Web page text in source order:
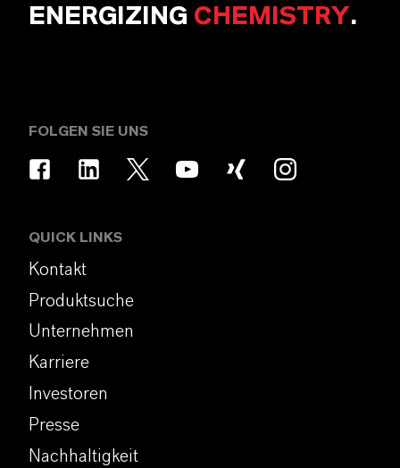
ENERGIZING CHEMISTRY.
FOLGEN SIE UNS
QUICK LINKS
Kontakt
Produktsuche
Unternehmen
Karriere
Investoren
Presse
Nachhaltigkeit